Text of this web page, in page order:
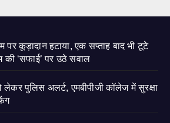
पर कूड़ादान हटाया, एक सप्ताह बाद भी टूटे
‘सफाई’ पर उठे सवाल
पुलिस अलर्ट, एमबीपीजी कॉलेज में सुरक्षा